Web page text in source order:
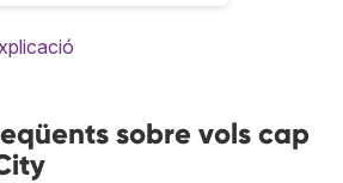
sobre vols cap